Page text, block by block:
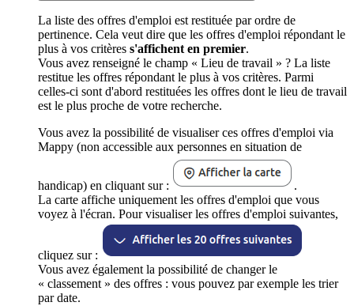
La liste des offres d'emploi est restituée par ordre de
pertinence. Cela veut dire que les offres d'emploi répondant le
plus à vos critères s'affichent en premier.
Vous avez renseigné le champ « Lieu de travail » ? La liste
restitue les offres répondant le plus à vos critères. Parmi
celles-ci sont d'abord restituées les offres dont le lieu de travail
est le plus proche de votre recherche.
Vous avez la possibilité de visualiser ces offres d'emploi via
Mappy (non accessible aux personnes en situation de
handicap) en cliquant sur :
.
La carte affiche uniquement les offres d'emploi que vous
voyez à l'écran. Pour visualiser les offres d'emploi suivantes,
cliquez sur :
Vous avez également la possibilité de changer le
« classement » des offres : vous pouvez par exemple les trier
par date.